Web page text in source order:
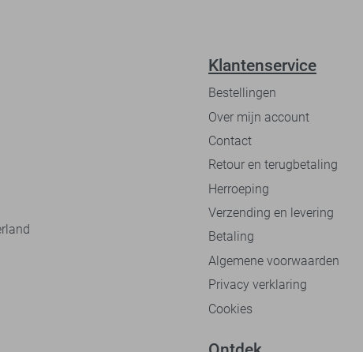
Klantenservice
Bestellingen
Over mijn account
Contact
Retour en terugbetaling
Herroeping
Verzending en levering
Betaling
Algemene voorwaarden
Privacy verklaring
Cookies